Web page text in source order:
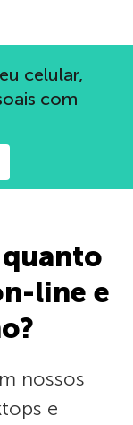
celular,
com
line e
nossos
e